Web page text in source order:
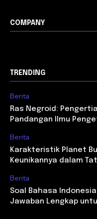
COMPANY
TRENDING
Berita
Ras Negroid:
Pandangan Ilmu
Berita
Karakteristik Planet
Keunikannya dalam
Berita
Soal Bahasa
Jawaban Lengkap